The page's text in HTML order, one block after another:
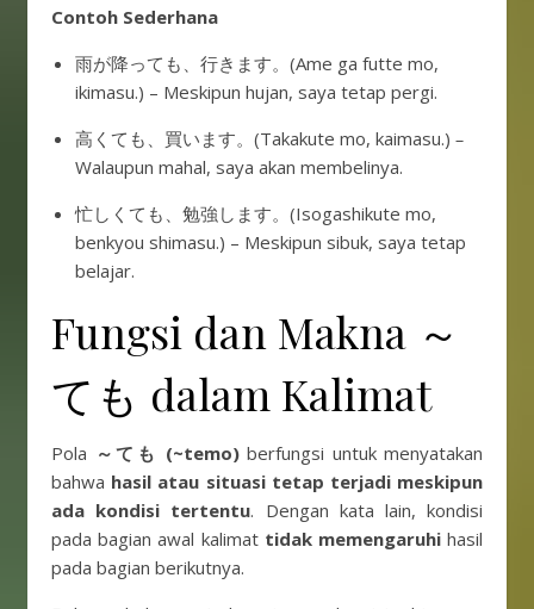
Contoh Sederhana
雨が降っても、行きます。(Ame ga futte mo,
ikimasu.) – Meskipun hujan, saya tetap pergi.
高くても、買います。(Takakute mo, kaimasu.) –
Walaupun mahal, saya akan membelinya.
忙しくても、勉強します。(Isogashikute mo,
benkyou shimasu.) – Meskipun sibuk, saya tetap
belajar.
Fungsi dan Makna ～
ても dalam Kalimat
Pola ～ても (~temo)berfungsi untuk menyatakan
bahwa hasil atau situasi tetap terjadi meskipun
ada kondisi tertentu. Dengan kata lain, kondisi
pada bagian awal kalimat tidak memengaruhihasil
pada bagian berikutnya.